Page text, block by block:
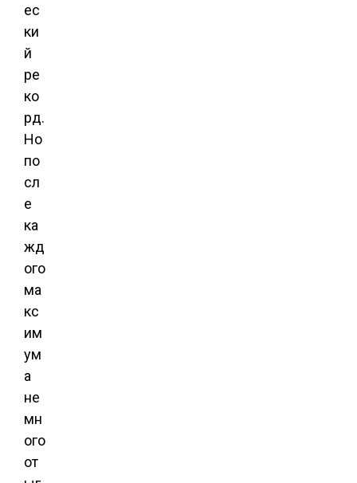
ес
ки
й
ре
ко
рд.
Но
по
сл
е
ка
жд
ого
ма
кс
им
ум
а
не
мн
ого
от